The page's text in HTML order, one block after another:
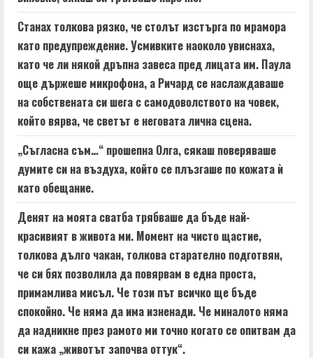
Станах толкова рязко, че столът изстърга по мрамора
като предупреждение. Усмивките наоколо увиснаха,
като че ли някой дръпна завеса пред лицата им. Паула
още държеше микрофона, а Ричард се наслаждаваше
на собствената си шега с самодоволството на човек,
който вярва, че светът е неговата лична сцена.
„Съгласна съм…“ прошепна Олга, сякаш поверяваше
думите си на въздуха, който се плъзгаше по кожата ѝ
като обещание.
Денят на моята сватба трябваше да бъде най-
красивият в живота ми. Момент на чисто щастие,
толкова дълго чакан, толкова старателно подготвян,
че си бях позволила да повярвам в една проста,
примамлива мисъл. Че този път всичко ще бъде
спокойно. Че няма да има изненади. Че миналото няма
да надникне през рамото ми точно когато се опитвам да
си кажа „животът започва оттук“.